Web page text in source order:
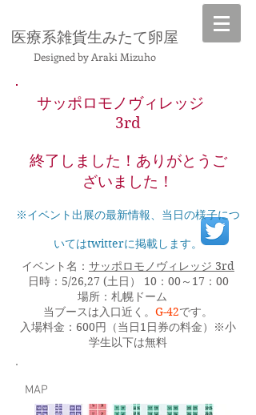
​医療系雑貨生みたて卵屋
Designed by Araki Mizuho
サッポロモノヴィレッジ
3rd
終了しました！ありがとうご
ざいました！
※イベント出展の最新情報、当日の様子につ
いてはtwitterに掲載します。
イベント名： サッポロモノヴィレッジ 3rd
日時：5/26,27 (土日） 10：00～17：00
場所：札幌ドーム
当ブースは入口近く。 G-42です。
入場料金：600円（当日1日券の料金）※小
学生以下は無料
MAP